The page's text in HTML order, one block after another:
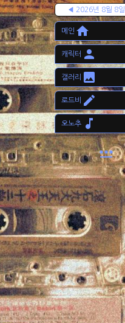
home
메인
person
캐릭터
image
갤러리
edit
로드비
music_note
오노추
password
◀ 2026년 8월 8일